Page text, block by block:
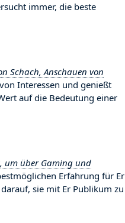
immer, die beste
Schach, Anschauen von
Interessen und genießt
auf die Bedeutung einer
um über Gaming und
Erfahrung für Er
sie mit Er Publikum zu